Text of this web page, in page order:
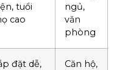
tuổi
cao
ngủ,
văn
phòng
đặt dễ,
Căn hộ,